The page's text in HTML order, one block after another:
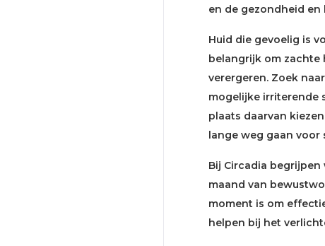
en de gezondheid
Huid die gevoelig is
belangrijk om zachte
verergeren. Zoek
mogelijke irriterende
plaats daarvan
lange weg gaan voor
Bij Circadia
maand van
moment is om
helpen bij het